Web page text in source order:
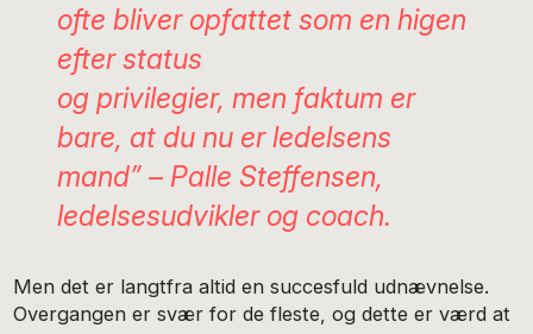
ofte bliver opfattet som en higen
efter status
og privilegier, men faktum er
bare, at du nu er ledelsens
mand” – Palle Steffensen,
ledelsesudvikler og coach.
Men det er langtfra altid en succesfuld udnævnelse.
Overgangen er svær for de fleste, og dette er værd at